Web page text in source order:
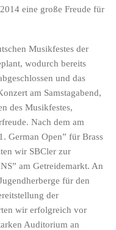
eine große Freude für
Musikfestes der
wodurch bereits
und das
am Samstagabend,
des Musikfestes,
Nach dem am
German Open” für Brass
wir SBCler zur
am Getreidemarkt. An
für den
der
wir erfolgreich vor
Auditorium an